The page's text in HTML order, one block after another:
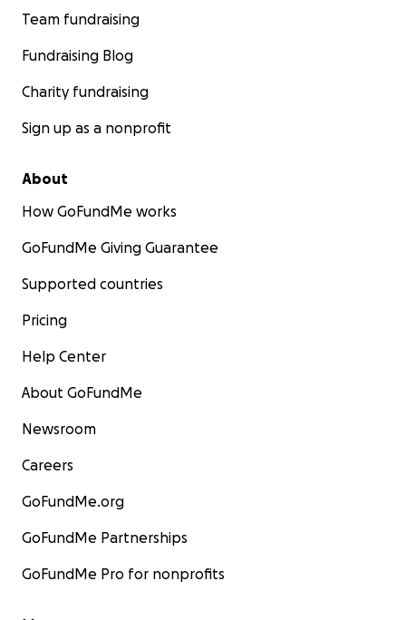
Team fundraising
Fundraising Blog
Charity fundraising
Sign up as a nonprofit
About
How GoFundMe works
GoFundMe Giving Guarantee
Supported countries
Pricing
Help Center
About GoFundMe
Newsroom
Careers
GoFundMe.org
GoFundMe Partnerships
GoFundMe Pro for nonprofits